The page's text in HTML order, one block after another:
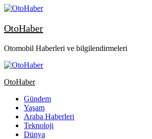
OtoHaber
Otomobil Haberleri ve bilgilendirmeleri
OtoHaber
Gündem
Yaşam
Araba Haberleri
Teknoloji
Dünya